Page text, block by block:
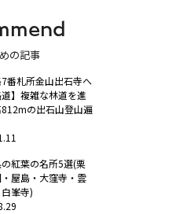
の記事
7番札所金山出石寺へ
】複雑な林道を進
の出石山登山遍
紅葉の名所5選(栗
屋島・大窪寺・雲
峯寺)